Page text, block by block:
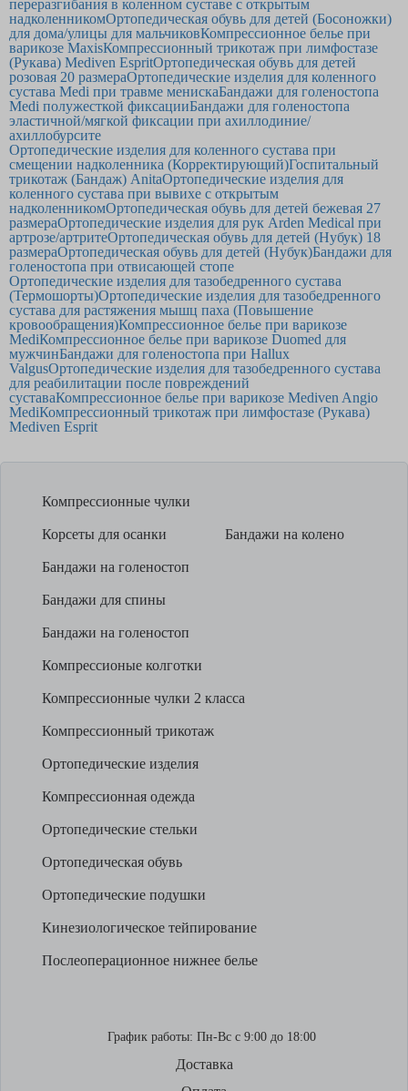
переразгибания в коленном суставе с открытым
надколенникомОртопедическая обувь для детей (Босоножки)
для дома/улицы для мальчиковКомпрессионное белье при
варикозе MaxisКомпрессионный трикотаж при лимфостазе
(Рукава) Mediven EspritОртопедическая обувь для детей
розовая 20 размераОртопедические изделия для коленного
сустава Medi при травме менискаБандажи для голеностопа
Medi полужесткой фиксацииБандажи для голеностопа
эластичной/мягкой фиксации при ахиллодиние/
ахиллобурсите
Ортопедические изделия для коленного сустава при
смещении надколенника (Корректирующий)Госпитальный
трикотаж (Бандаж) AnitaОртопедические изделия для
коленного сустава при вывихе с открытым
надколенникомОртопедическая обувь для детей бежевая 27
размераОртопедические изделия для рук Arden Medical при
артрозе/артритеОртопедическая обувь для детей (Нубук) 18
размераОртопедическая обувь для детей (Нубук)Бандажи для
голеностопа при отвисающей стопе
Ортопедические изделия для тазобедренного сустава
(Термошорты)Ортопедические изделия для тазобедренного
сустава для растяжения мышц паха (Повышение
кровообращения)Компрессионное белье при варикозе
MediКомпрессионное белье при варикозе Duomed для
мужчинБандажи для голеностопа при Hallux
ValgusОртопедические изделия для тазобедренного сустава
для реабилитации после повреждений
суставаКомпрессионное белье при варикозе Mediven Angio
MediКомпрессионный трикотаж при лимфостазе (Рукава)
Mediven Esprit
Компрессионные чулки
Корсеты для осанки Бандажи на колено
Бандажи на голеностоп
Бандажи для спины
Бандажи на голеностоп
Компрессионые колготки
Компрессионные чулки 2 класса
Компрессионный трикотаж
Ортопедические изделия
Компрессионная одежда
Ортопедические стельки
Ортопедическая обувь
Ортопедические подушки
Кинезиологическое тейпирование
Послеоперационное нижнее белье
График работы: Пн-Вс с 9:00 до 18:00
Доставка